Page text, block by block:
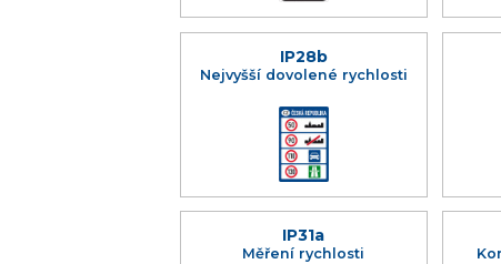
IP28b
Nejvyšší dovolené rychlosti
IP31a
Měření rychlosti